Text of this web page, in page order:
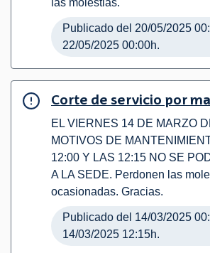
las molestias.
Publicado del 20/05/2025
22/05/2025 00:00h.
Corte de servicio por
EL VIERNES 14 DE MARZO
MOTIVOS DE
12:00 Y LAS 12:15 NO SE
A LA SEDE. Perdonen las
ocasionadas. Gracias.
Publicado del 14/03/2025
14/03/2025 12:15h.